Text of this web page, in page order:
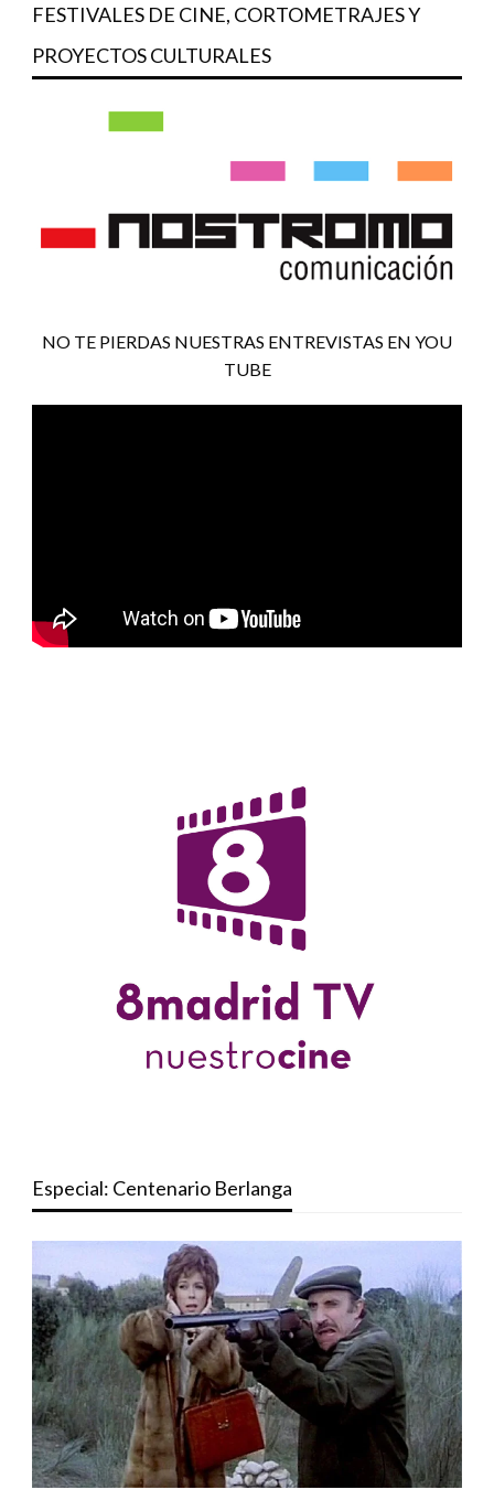
FESTIVALES DE CINE, CORTOMETRAJES Y
PROYECTOS CULTURALES
NO TE PIERDAS NUESTRAS ENTREVISTAS EN YOU
TUBE
Especial: Centenario Berlanga